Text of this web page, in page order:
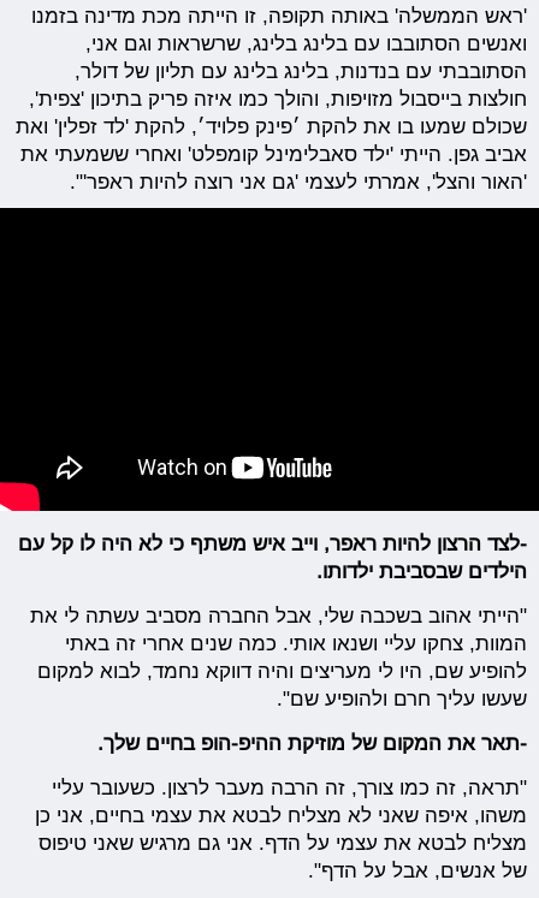
'ראש הממשלה' באותה תקופה, זו הייתה מכת מדינה בזמנו
ואנשים הסתובבו עם בלינג בלינג, שרשראות וגם אני,
הסתובבתי עם בנדנות, בלינג בלינג עם תליון של דולר,
חולצות בייסבול מזויפות, והולך כמו איזה פריק בתיכון 'צפית',
שכולם שמעו בו את להקת ׳פינק פלויד׳, להקת 'לד זפלין' ואת
אביב גפן. הייתי 'ילד סאבלימינל קומפלט' ואחרי ששמעתי את
'האור והצל', אמרתי לעצמי 'גם אני רוצה להיות ראפר'".
-לצד הרצון להיות ראפר, וייב איש משתף כי לא היה לו קל עם
הילדים שבסביבת ילדותו.
"הייתי אהוב בשכבה שלי, אבל החברה מסביב עשתה לי את
המוות, צחקו עליי ושנאו אותי. כמה שנים אחרי זה באתי
להופיע שם, היו לי מעריצים והיה דווקא נחמד, לבוא למקום
שעשו עליך חרם ולהופיע שם".
-תאר את המקום של מוזיקת ההיפ-הופ בחיים שלך.
"תראה, זה כמו צורך, זה הרבה מעבר לרצון. כשעובר עליי
משהו, איפה שאני לא מצליח לבטא את עצמי בחיים, אני כן
מצליח לבטא את עצמי על הדף. אני גם מרגיש שאני טיפוס
של אנשים, אבל על הדף".